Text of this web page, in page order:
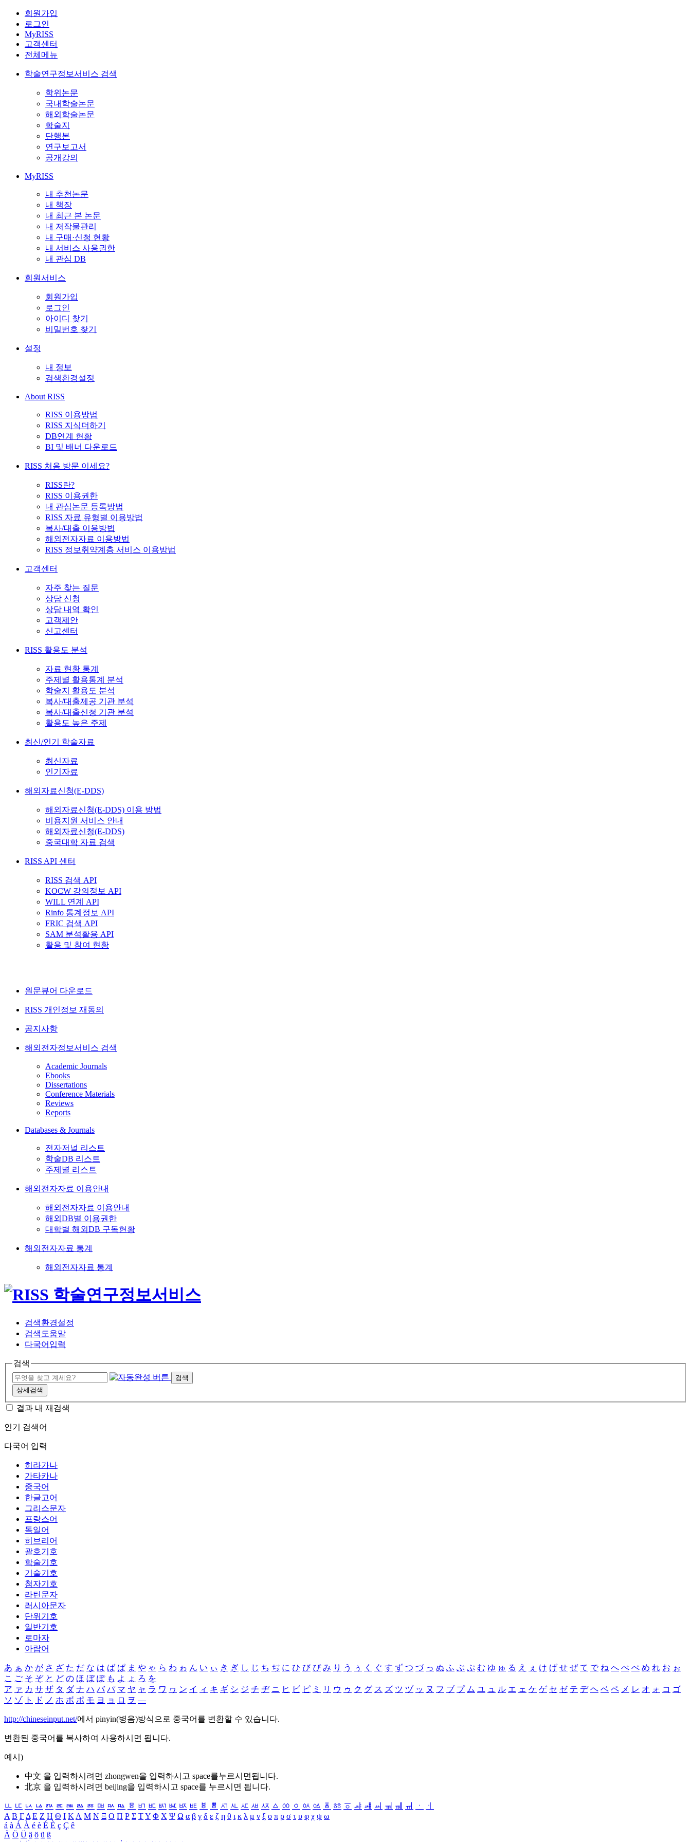
회원가입
로그인
MyRISS
고객센터
전체메뉴
학술연구정보서비스 검색
학위논문
국내학술논문
해외학술논문
학술지
단행본
연구보고서
공개강의
MyRISS
내 추천논문
내 책장
내 최근 본 논문
내 저작물관리
내 구매·신청 현황
내 서비스 사용권한
내 관심 DB
회원서비스
회원가입
로그인
아이디 찾기
비밀번호 찾기
설정
내 정보
검색환경설정
About RISS
RISS 이용방법
RISS 지식더하기
DB연계 현황
BI 및 배너 다운로드
RISS 처음 방문 이세요?
RISS란?
RISS 이용권한
내 관심논문 등록방법
RISS 자료 유형별 이용방법
복사/대출 이용방법
해외전자자료 이용방법
RISS 정보취약계층 서비스 이용방법
고객센터
자주 찾는 질문
상담 신청
상담 내역 확인
고객제안
신고센터
RISS 활용도 분석
자료 현황 통계
주제별 활용통계 분석
학술지 활용도 분석
복사/대출제공 기관 분석
복사/대출신청 기관 분석
활용도 높은 주제
최신/인기 학술자료
최신자료
인기자료
해외자료신청(E-DDS)
해외자료신청(E-DDS) 이용 방법
비용지원 서비스 안내
해외자료신청(E-DDS)
중국대학 자료 검색
RISS API 센터
RISS 검색 API
KOCW 강의정보 API
WILL 연계 API
Rinfo 통계정보 API
FRIC 검색 API
SAM 분석활용 API
활용 및 참여 현황
원문뷰어 다운로드
RISS 개인정보 재동의
공지사항
해외전자정보서비스 검색
Academic Journals
Ebooks
Dissertations
Conference Materials
Reviews
Reports
Databases & Journals
전자저널 리스트
학술DB 리스트
주제별 리스트
해외전자자료 이용안내
해외전자자료 이용안내
해외DB별 이용권한
대학별 해외DB 구독현황
해외전자자료 통계
해외전자자료 통계
검색환경설정
검색도움말
다국어입력
검색
검색
상세검색
결과 내 재검색
인기 검색어
다국어 입력
히라가나
가타카나
중국어
한글고어
그리스문자
프랑스어
독일어
히브리어
괄호기호
학술기호
기술기호
첨자기호
라틴문자
러시아문자
단위기호
일반기호
로마자
아랍어
あ ぁ か が さ ざ た だ な は ば ぱ ま や ゃ ら わ ゎ ん い ぃ き ぎ し じ ち ぢ に ひ び ぴ み り う ぅ く ぐ す ず つ づ っ ぬ ふ ぶ ぷ む ゆ ゅ る え ぇ け げ せ ぜ て で ね へ べ ぺ め れ お ぉ
こ ご そ ぞ と ど の ほ ぼ ぽ も よ ょ ろ を
ア ァ カ サ ザ タ ダ ナ ハ バ パ マ ヤ ャ ラ ワ ヮ ン イ ィ キ ギ シ ジ チ ヂ ニ ヒ ビ ピ ミ リ ウ ゥ ク グ ス ズ ツ ヅ ッ ヌ フ ブ プ ム ユ ュ ル エ ェ ケ ゲ セ ゼ テ デ ヘ ベ ペ メ レ オ ォ コ ゴ
ソ ゾ ト ド ノ ホ ボ ポ モ ヨ ョ ロ ヲ ―
http://chineseinput.net/에서 pinyin(병음)방식으로 중국어를 변환할 수 있습니다.
변환된 중국어를 복사하여 사용하시면 됩니다.
예시)
中文 을 입력하시려면 zhongwen을 입력하시고 space를누르시면됩니다.
北京 을 입력하시려면 beijing을 입력하시고 space를 누르시면 됩니다.
ㅥ ㅦ ㅧ ㅨ ㅩ ㅪ ㅫ ㅬ ㅭ ㅮ ㅯ ㅰ ㅱ ㅲ ㅳ ㅴ ㅵ ㅶ ㅷ ㅸ ㅹ ㅺ ㅻ ㅼ ㅽ ㅾ ㅿ ㆀ ㆁ ㆂ ㆃ ㆄ ㆅ ㆆ ㆇ ㆈ ㆉ ㆊ ㆋ ㆌ ㆍ
ㆎ
Α Β ΓΔ Ε Ζ Η Θ Ι ΚΛ Μ Ν Ξ Ο Π Ρ Σ ΤΥ Φ Χ Ψ Ω α β γ δ ε ζ η θ ι κ λ μ ν ξ ο π ρ σ τ υ φ χ ψ ω
á à Á À é è É È ç Ç ê
Ä Ö Ü ä ö ü ß